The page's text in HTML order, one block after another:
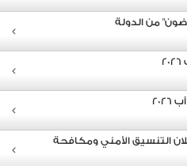
من الدولة
التنسيق الأمني ومكافحة